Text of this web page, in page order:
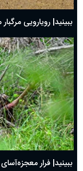
ببینید| رویارویی
ببینید| فرار